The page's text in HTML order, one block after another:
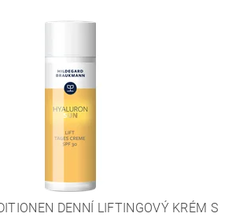
DENNÍ LIFTINGOVÝ KRÉM S